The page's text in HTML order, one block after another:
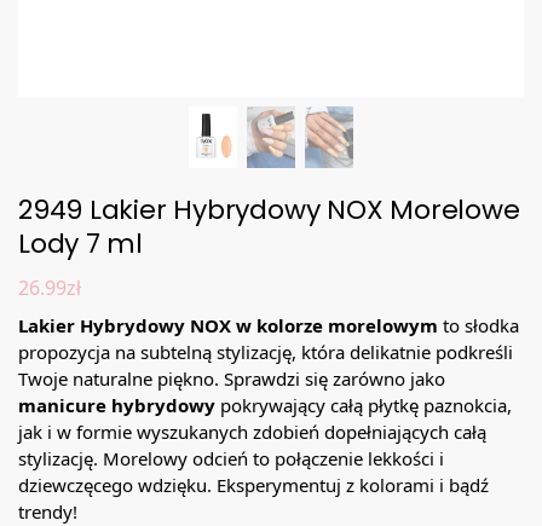
2949 Lakier Hybrydowy NOX Morelowe
Lody 7 ml
26.99zł
Lakier Hybrydowy NOX w kolorze morelowym to słodka
propozycja na subtelną stylizację, która delikatnie podkreśli
Twoje naturalne piękno. Sprawdzi się zarówno jako
manicure hybrydowy pokrywający całą płytkę paznokcia,
jak i w formie wyszukanych zdobień dopełniających całą
stylizację. Morelowy odcień to połączenie lekkości i
dziewczęcego wdzięku. Eksperymentuj z kolorami i bądź
trendy!